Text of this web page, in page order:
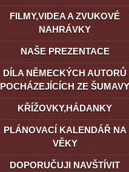
FILMY,VIDEA A ZVUKOVÉ
NAHRÁVKY
NAŠE PREZENTACE
DÍLA NĚMECKÝCH AUTORŮ
POCHÁZEJÍCÍCH ZE ŠUMAVY
KŘÍŽOVKY,HÁDANKY
PLÁNOVACÍ KALENDÁŘ NA
VĚKY
DOPORUČUJI NAVŠTÍVIT